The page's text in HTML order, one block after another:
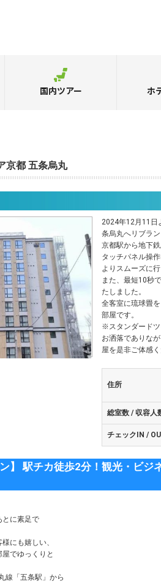
国内ツアー ホ
京都 五条烏丸
2024年12月11日
条烏丸へリブラ
京都駅から地下
タッチパネル操
よりスムーズに
また、最短10秒
たしました。
全客室に琉球畳
部屋です。
※スタンダードツ
お洒落でありな
屋を是非ご体感く
住所
総室数 / 収容人
チェックIN /
ン】 駅チカ徒歩2分！観光・ビ
に素足で
にも嬉しい、
でゆっくりと
線「五条駅」から